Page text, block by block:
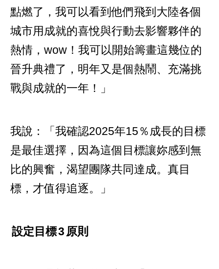
點燃了，我可以看到他們飛到大陸各個
城市用成就的喜悅與行動去影響夥伴的
熱情，wow！我可以開始籌畫這幾位的
晉升典禮了，明年又是個熱鬧、充滿挑
戰與成就的一年！」
我說：「我確認2025年15％成長的目標
是最佳選擇，因為這個目標讓妳感到無
比的興奮，渴望團隊共同達成。真目
標，才值得追逐。」
設定目標3原則